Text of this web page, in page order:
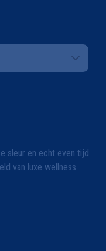
sleur en echt even tijd
van luxe wellness.